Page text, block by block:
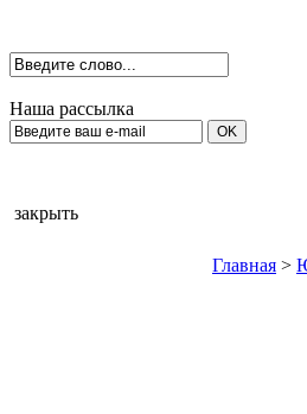
Наша рассылка
закрыть
Главная >